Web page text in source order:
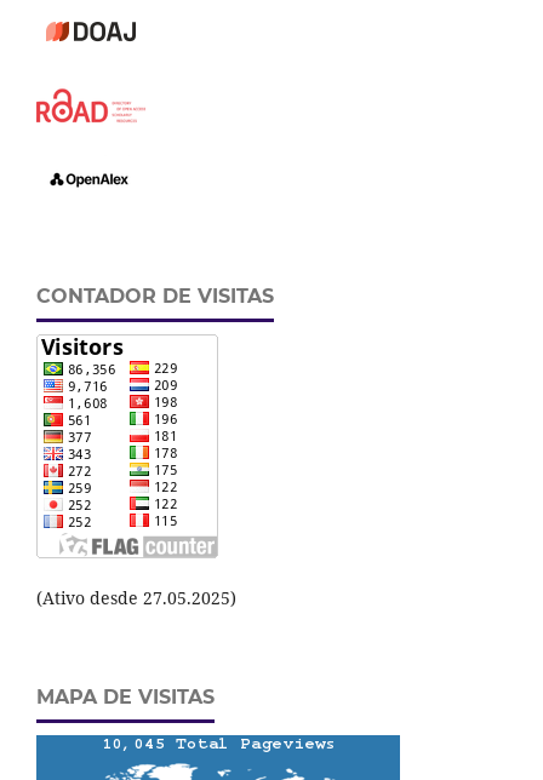
CONTADOR DE VISITAS
(Ativo desde 27.05.2025)
MAPA DE VISITAS